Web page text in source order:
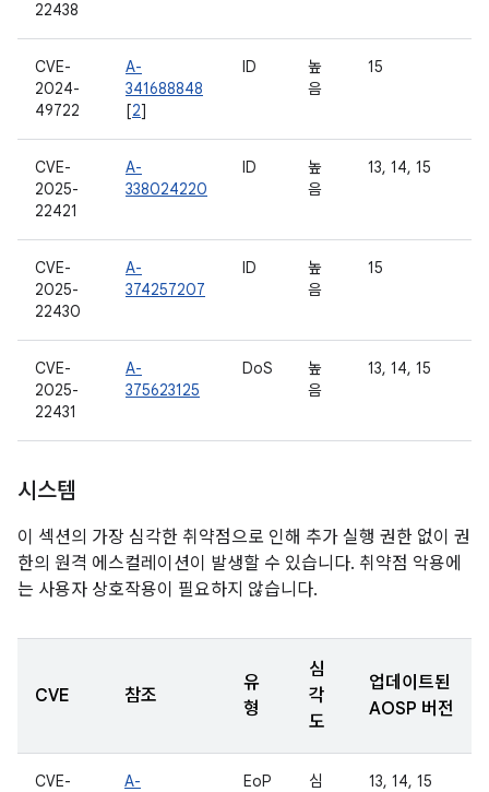
22438
CVE-
2024-
49722
A-
341688848
[2]
ID
높
음
15
CVE-
2025-
22421
A-
338024220
ID
높
음
13, 14, 15
CVE-
2025-
22430
A-
374257207
ID
높
음
15
CVE-
2025-
22431
A-
375623125
DoS
높
음
13, 14, 15
시스템
이 섹션의 가장 심각한 취약점으로 인해 추가 실행 권한 없이 권
한의 원격 에스컬레이션이 발생할 수 있습니다. 취약점 악용에
는 사용자 상호작용이 필요하지 않습니다.
CVE 참조
유
형
심
각
도
업데이트된
AOSP 버전
CVE-
A-
EoP
심
13, 14, 15